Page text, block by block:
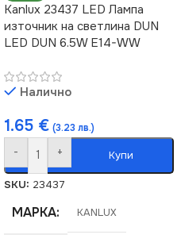
Kanlux 23437 LED Лампа
източник на светлина DUN
LED DUN 6.5W E14-WW
Налично
1.65 € (3.23 лв.)
- + Купи
SKU: 23437
МАРКА KANLUX